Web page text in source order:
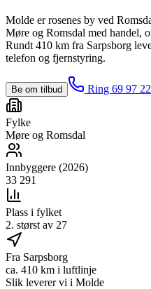
Molde er rosenes by ved
Møre og Romsdal med handel,
Rundt 410 km fra Sarpsborg
telefon og fjernstyring.
Be om tilbud Ring 69 97
Fylke
Møre og Romsdal
Innbyggere (2026)
33 291
Plass i fylket
2. størst av 27
Fra Sarpsborg
ca. 410 km i luftlinje
Slik leverer vi i Molde